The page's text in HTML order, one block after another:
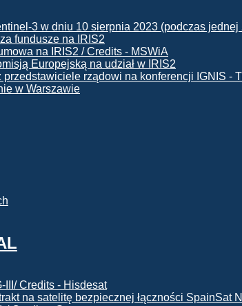
fundusze na IRIS2
Europejską na udział w IRIS2
w Warszawie
na satelitę bezpiecznej łączności SpainSat